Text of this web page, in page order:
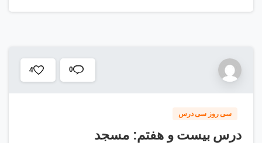
0
4
سی روز سی درس
درس بیست و هفتم: مسجد